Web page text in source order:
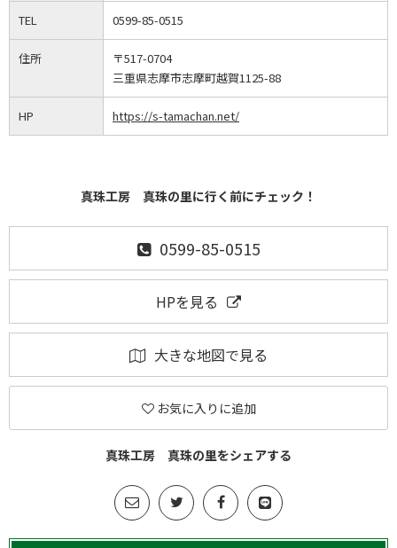
TEL 0599-85-0515
住所
〒517-0704
三重県志摩市志摩町越賀1125-88
HP https://s-tamachan.net/
真珠工房 真珠の里に行く前にチェック！
0599-85-0515
HPを見る
大きな地図で見る
お気に入りに追加
真珠工房 真珠の里をシェアする